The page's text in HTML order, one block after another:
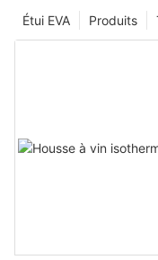
Produits
Étui EVA